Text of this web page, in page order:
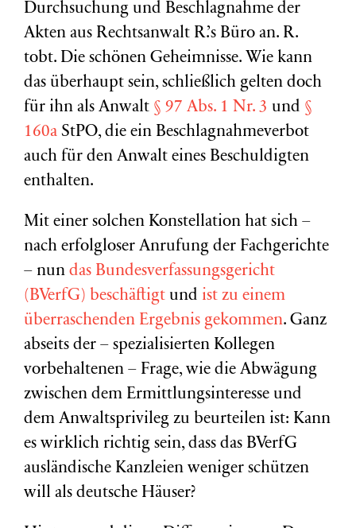
Durchsuchung und Beschlagnahme der
Akten aus Rechtsanwalt R.’s Büro an. R.
tobt. Die schönen Geheimnisse. Wie kann
das überhaupt sein, schließlich gelten doch
für ihn als Anwalt § 97 Abs. 1 Nr. 3 und §
160a StPO, die ein Beschlagnahmeverbot
auch für den Anwalt eines Beschuldigten
enthalten.
Mit einer solchen Konstellation hat sich –
nach erfolgloser Anrufung der Fachgerichte
– nun das Bundesverfassungsgericht
(BVerfG) beschäftigt und ist zu einem
überraschenden Ergebnis gekommen. Ganz
abseits der – spezialisierten Kollegen
vorbehaltenen – Frage, wie die Abwägung
zwischen dem Ermittlungsinteresse und
dem Anwaltsprivileg zu beurteilen ist: Kann
es wirklich richtig sein, dass das BVerfG
ausländische Kanzleien weniger schützen
will als deutsche Häuser?